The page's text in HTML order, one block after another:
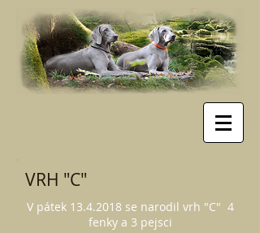
VRH "C"
V pátek 13.4.2018 se narodil vrh "C" 4
fenky a 3 pejsci